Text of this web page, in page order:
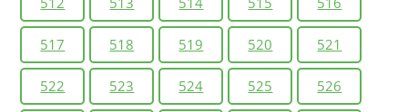
517 518 519 520 521
522 523 524 525 526